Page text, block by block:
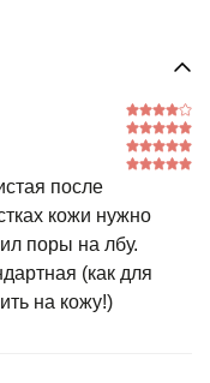
после
кожи нужно
поры на лбу.
(как для
на кожу!)